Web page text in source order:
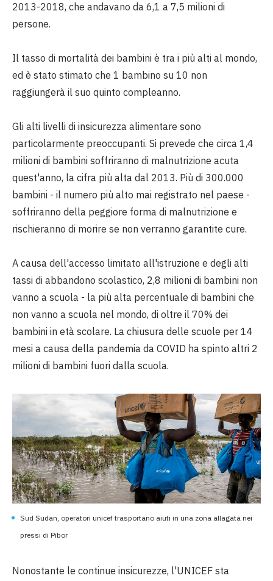
2013-2018, che andavano da 6,1 a 7,5 milioni di
persone.
Il tasso di mortalità dei bambini è tra i più alti al mondo,
ed è stato stimato che 1 bambino su 10 non
raggiungerà il suo quinto compleanno.
Gli alti livelli di insicurezza alimentare sono
particolarmente preoccupanti. Si prevede che circa 1,4
milioni di bambini soffriranno di malnutrizione acuta
quest'anno, la cifra più alta dal 2013. Più di 300.000
bambini - il numero più alto mai registrato nel paese -
soffriranno della peggiore forma di malnutrizione e
rischieranno di morire se non verranno garantite cure.
A causa dell'accesso limitato all'istruzione e degli alti
tassi di abbandono scolastico, 2,8 milioni di bambini non
vanno a scuola - la più alta percentuale di bambini che
non vanno a scuola nel mondo, di oltre il 70% dei
bambini in età scolare. La chiusura delle scuole per 14
mesi a causa della pandemia da COVID ha spinto altri 2
milioni di bambini fuori dalla scuola.
Sud Sudan, operatori unicef trasportano aiuti in una zona allagata nei
pressi di Pibor
Nonostante le continue insicurezze, l'UNICEF sta